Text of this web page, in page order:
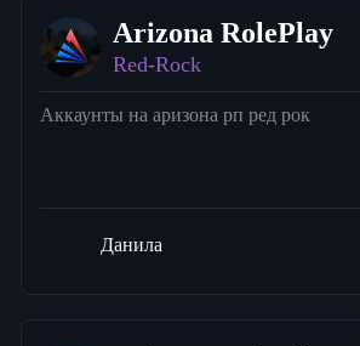
Arizona RolePlay
Red-Rock
Аккаунты на аризона рп ред рок
Данила